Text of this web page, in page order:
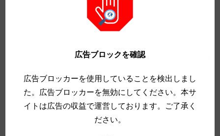
中小型株への投資のしやすさから、投資先として選定しま
こちらも0.2%近く損益率に影響。
広告ブロックを確認
広告ブロッカーを使用していることを検出しまし
た。広告ブロッカーを無効にしてください。本サ
イトは広告の収益で運営しております。ご了承く
ださい。